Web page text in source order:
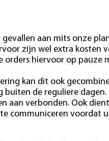
gevallen aan mits onze
zijn wel extra kosten
orders hiervoor op pauze
kan dit ook
buiten de reguliere dagen.
aan verbonden. Ook
communiceren voordat